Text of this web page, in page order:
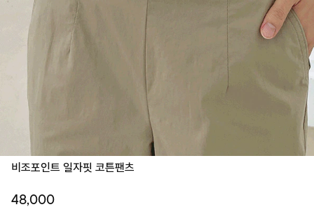
비조포인트 일자핏 코튼팬츠
48,000